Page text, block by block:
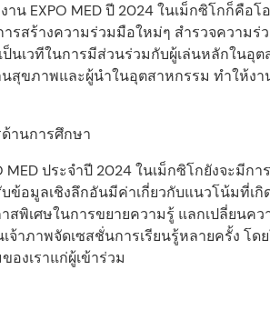
น EXPO MED ปี 2024 ในเม็กซิโกก็คือ
สร้างความร่วมมือใหม่ๆ สำรวจความร่
เวทีในการมีส่วนร่วมกับผู้เล่นหลักในอุ
สุขภาพและผู้นำในอุตสาหกรรม ทำให้ง
านการศึกษา
MED ประจำปี 2024 ในเม็กซิโกยังจะมี
ข้อมูลเชิงลึกอันมีค่าเกี่ยวกับแนวโน้มที่
พิเศษในการขยายความรู้ แลกเปลี่ยนค
จ้าภาพจัดเซสชั่นการเรียนรู้หลายครั้ง โ
งเราแก่ผู้เข้าร่วม